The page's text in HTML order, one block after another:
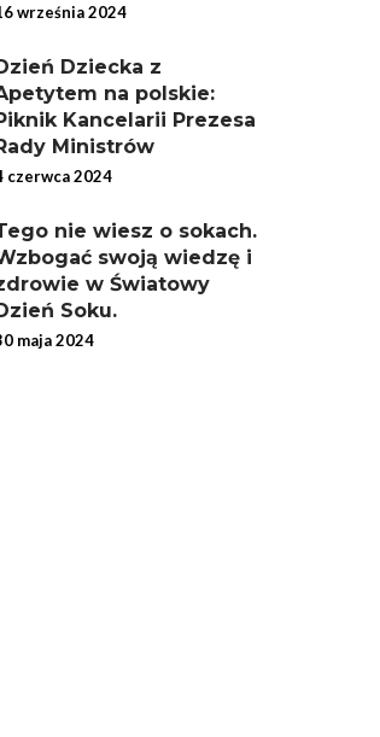
września 2024
Dziecka z
na polskie:
Kancelarii Prezesa
Ministrów
czerwca 2024
nie wiesz o sokach.
swoją wiedzę i
w Światowy
Soku.
maja 2024